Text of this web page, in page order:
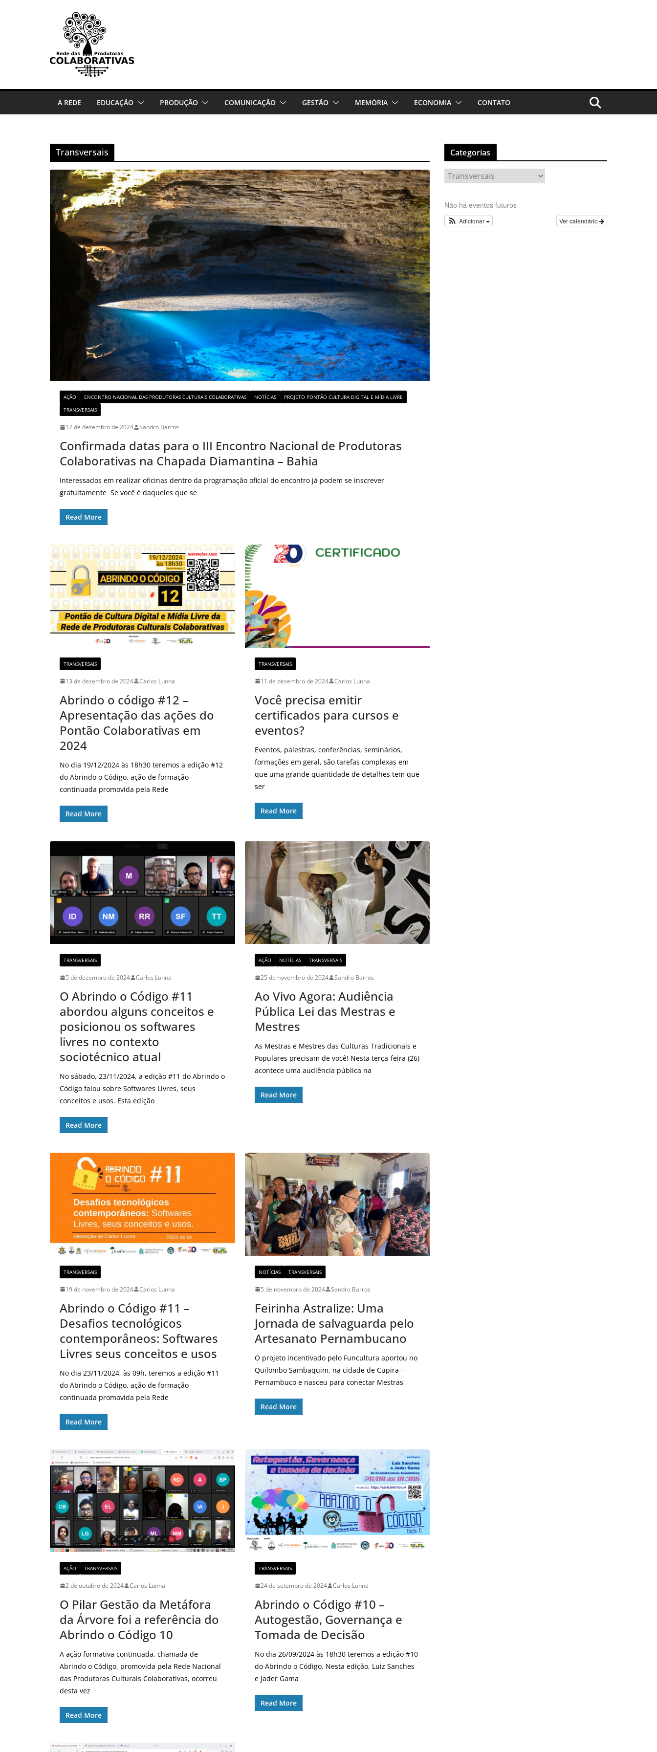
A REDE EDUCAÇÃO PRODUÇÃO COMUNICAÇÃO GESTÃO MEMÓRIA ECONOMIA CONTATO
Transversais
AÇÃO ENCONTRO NACIONAL DAS PRODUTORAS CULTURAIS COLABORATIVAS NOTÍCIAS
PROJETO PONTÃO CULTURA DIGITAL E MÍDIA LIVRE
TRANSVERSAIS
17 de dezembro de 2024 Sandro Barros
Confirmada datas para o III Encontro Nacional de Produtoras
Colaborativas na Chapada Diamantina – Bahia
Interessados em realizar oficinas dentro da programação oficial do encontro já podem se inscrever
gratuitamente Se você é daqueles que se
Read More
TRANSVERSAIS
13 de dezembro de 2024 Carlos Lunna
Abrindo o código #12 –
Apresentação das ações do
Pontão Colaborativas em
2024
No dia 19/12/2024 às 18h30 teremos a edição #12
do Abrindo o Código, ação de formação
continuada promovida pela Rede
Read More
TRANSVERSAIS
11 de dezembro de 2024 Carlos Lunna
Você precisa emitir
certificados para cursos e
eventos?
Eventos, palestras, conferências, seminários,
formações em geral, são tarefas complexas em
que uma grande quantidade de detalhes tem que
ser
Read More
TRANSVERSAIS
5 de dezembro de 2024 Carlos Lunna
O Abrindo o Código #11
abordou alguns conceitos e
posicionou os softwares
livres no contexto
sociotécnico atual
No sábado, 23/11/2024, a edição #11 do Abrindo o
Código falou sobre Softwares Livres, seus
conceitos e usos. Esta edição
Read More
AÇÃO NOTÍCIAS TRANSVERSAIS
25 de novembro de 2024 Sandro Barros
Ao Vivo Agora: Audiência
Pública Lei das Mestras e
Mestres
As Mestras e Mestres das Culturas Tradicionais e
Populares precisam de você! Nesta terça-feira (26)
acontece uma audiência pública na
Read More
TRANSVERSAIS
19 de novembro de 2024 Carlos Lunna
Abrindo o Código #11 –
Desafios tecnológicos
contemporâneos: Softwares
Livres seus conceitos e usos
No dia 23/11/2024, às 09h, teremos a edição #11
do Abrindo o Código, ação de formação
continuada promovida pela Rede
Read More
NOTÍCIAS TRANSVERSAIS
5 de novembro de 2024 Sandro Barros
Feirinha Astralize: Uma
Jornada de salvaguarda pelo
Artesanato Pernambucano
O projeto incentivado pelo Funcultura aportou no
Quilombo Sambaquim, na cidade de Cupira –
Pernambuco e nasceu para conectar Mestras
Read More
AÇÃO TRANSVERSAIS
2 de outubro de 2024 Carlos Lunna
O Pilar Gestão da Metáfora
da Árvore foi a referência do
Abrindo o Código 10
A ação formativa continuada, chamada de
Abrindo o Código, promovida pela Rede Nacional
das Produtoras Culturais Colaborativas, ocorreu
desta vez
Read More
TRANSVERSAIS
24 de setembro de 2024 Carlos Lunna
Abrindo o Código #10 –
Autogestão, Governança e
Tomada de Decisão
No dia 26/09/2024 às 18h30 teremos a edição #10
do Abrindo o Código. Nesta edição, Luiz Sanches
e Jader Gama
Read More
Categorias
C
a
e
g
Não há eventos futuros
Ver calendário
Adicionar